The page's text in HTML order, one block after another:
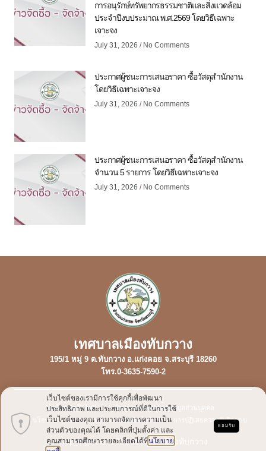
การอนุรักษ์ทรัพยากรธรรมชาติและสิ่งแวดล้อม
ประจำปีงบประมาณ พ.ศ.2569 โดยวิธีเฉพาะ
เจาะจง
July 31, 2026 No Comments
ประกาศผู้ชนะการเสนอราคา ซื้อวัสดุสำนักงาน
โดยวิธีเฉพาะเจาะจง
July 31, 2026 No Comments
ประกาศผู้ชนะการเสนอราคา ซื้อวัสดุสำนักงาน
จำนวน 5 รายการ โดยวิธีเฉพาะเจาะจง
July 31, 2026 No Comments
เทศบาลเมืองทับกวาง
195/1 หมู่ 9 ต.ทับกวาง อ.แก่งคอย จ.สระบุรี 18260
โทร.0-3635-7590-2
นโยบายเว็บไซต์
นโยบายการคุ้มครองข้อมูลส่วนบุคคล
นโยบายการรักษาความมั่นคงปลอดภัยเว็บไซต์
การปฏิเสธความรับผิดชอบ
Copyright © 2023 เทศบาลเมืองทับกวาง
เว็บไซต์ของเรามีการใช้คุกกี้เพื่อพัฒนา
ประสิทธิภาพ และประสบการณ์ที่ดีในการใช้
เว็บไซต์ของคุณ สามารถจัดการความเป็น
ส่วนตัวของคุณได้ โดยคลิกที่ปุ่มตั้งค่า และ
คุณสามารถศึกษารายละเอียดได้ที่นโยบาย
ยอมรับ